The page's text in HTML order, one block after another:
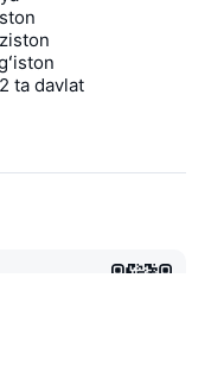
ta davlat